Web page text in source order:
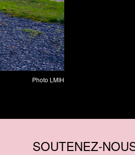
Photo LMIH
SOUTENEZ-